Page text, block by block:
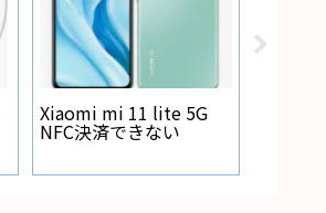
Xiaomi mi 11 lite 5G
NFC決済できない